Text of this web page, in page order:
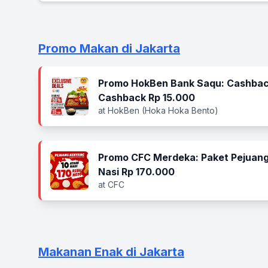
Promo Makan di Jakarta
Promo HokBen Bank Saqu:
Cashback Rp 15.000
at HokBen (Hoka Hoka Bento)
Promo CFC Merdeka: Paket
Nasi Rp 170.000
at CFC
Makanan Enak di Jakarta